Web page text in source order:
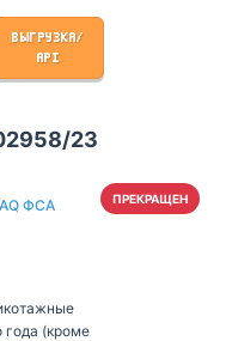
ВЫГРУЗКА/
API
23
ФСА
года (кроме
ПРЕКРАЩЕН